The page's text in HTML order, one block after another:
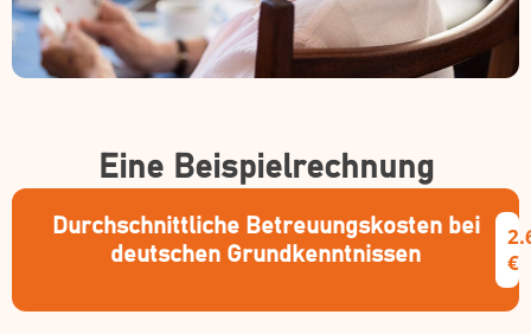
Eine Beispielrechnung
Durchschnittliche Betreuungskosten bei
deutschen Grundkenntnissen
€